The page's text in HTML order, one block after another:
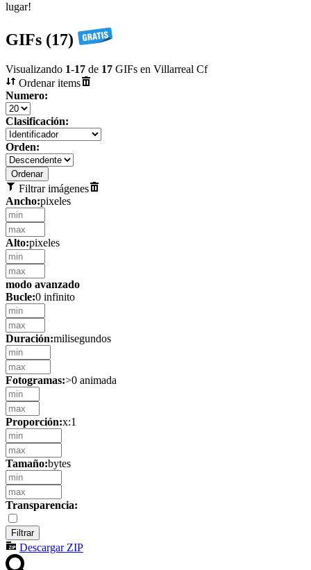
lugar!
GIFs (17)
Visualizando 1-17 de 17 GIFs en Villarreal Cf
Ordenar items
Numero:
Clasificación:
Orden:
Filtrar imágenes
Ancho:pixeles
Alto:pixeles
modo avanzado
Bucle:0 infinito
Duración:milisegundos
Fotogramas:>0 animada
Proporción:x:1
Tamaño:bytes
Transparencia:
Descargar ZIP